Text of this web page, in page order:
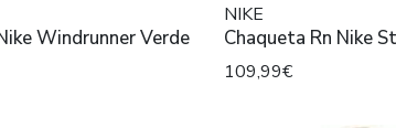
Windrunner Verde
NIKE
Chaqueta Rn Nike
109,99€